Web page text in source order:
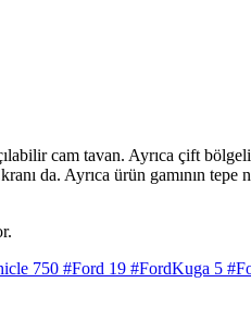
cam tavan. Ayrıca çift
da. Ayrıca ürün gamının
750 #Ford 19 #FordKuga 5